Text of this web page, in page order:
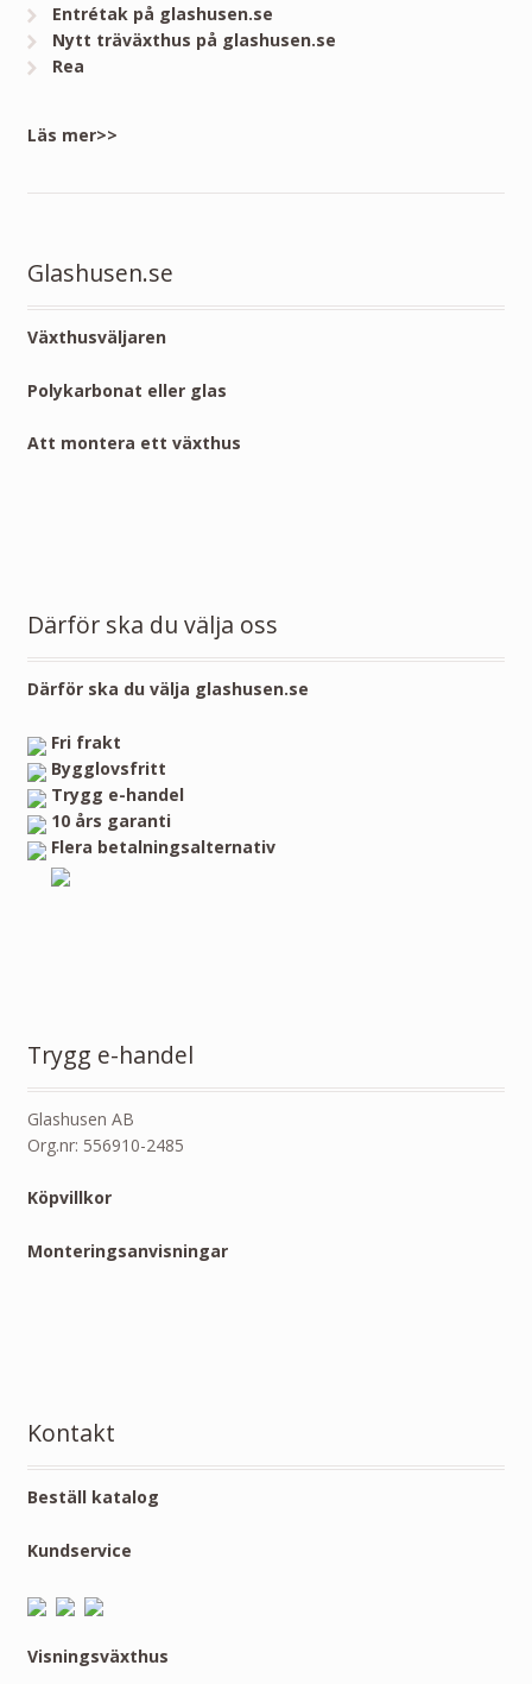
Entrétak på glashusen.se
Nytt träväxthus på glashusen.se
Rea
Läs mer>>
Glashusen.se
Växthusväljaren
Polykarbonat eller glas
Att montera ett växthus
Därför ska du välja oss
Därför ska du välja glashusen.se
Fri frakt
Bygglovsfritt
Trygg e-handel
10 års garanti
Flera betalningsalternativ
Trygg e-handel
Glashusen AB
Org.nr: 556910-2485
Köpvillkor
Monteringsanvisningar
Kontakt
Beställ katalog
Kundservice
Visningsväxthus